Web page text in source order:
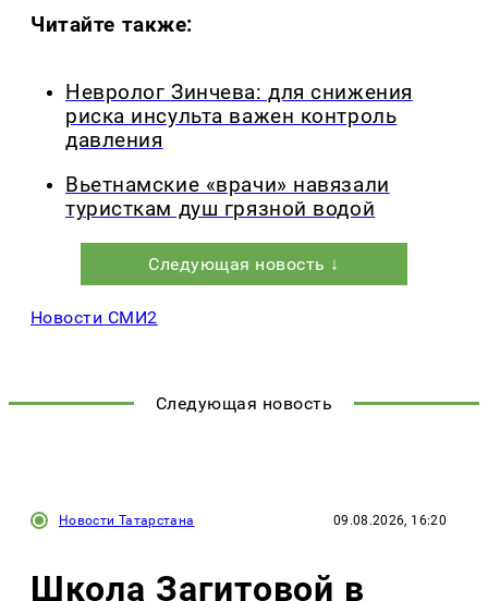
Читайте также:
Невролог Зинчева: для снижения
риска инсульта важен контроль
давления
Вьетнамские «врачи» навязали
туристкам душ грязной водой
Следующая новость ↓
Новости СМИ2
Следующая новость
Новости Татарстана 09.08.2026, 16:20
Школа Загитовой в